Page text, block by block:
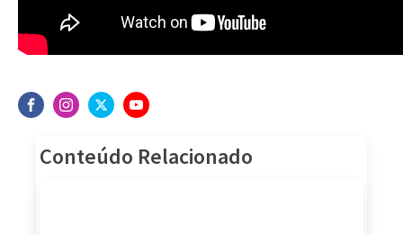
Conteúdo Relacionado